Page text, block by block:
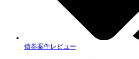
債券案件レビュー